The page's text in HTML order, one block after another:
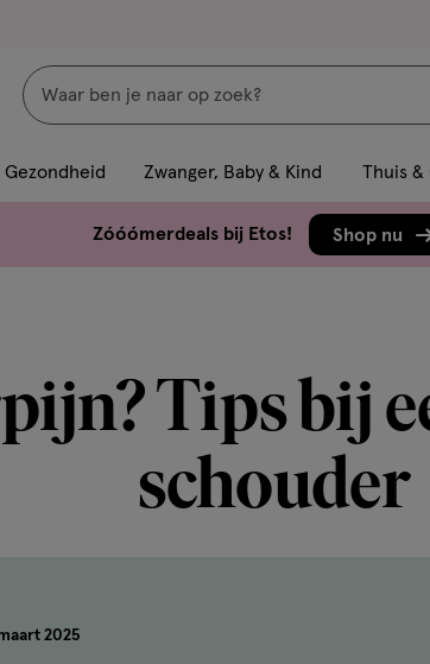
Zoeken
met
dit
met
geavanceerde
zoekopties
Gezondheid Zwanger, Baby & Kind Thuis &
Zóóómerdeals bij Etos! Shop nu
Tips bij
schouder
2025